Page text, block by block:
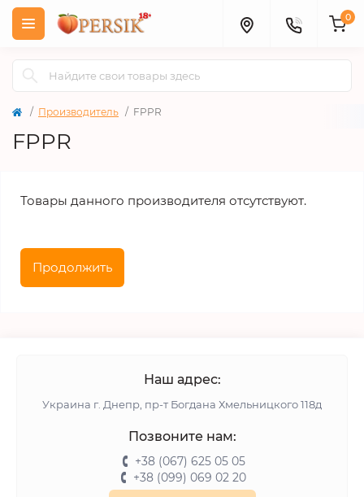
0
Производитель FPPR
FPPR
Товары данного производителя отсутствуют.
Продолжить
Наш адрес:
Украина г. Днепр, пр-т Богдана Хмельницкого 118д
Позвоните нам:
+38 (067) 625 05 05
+38 (099) 069 02 20